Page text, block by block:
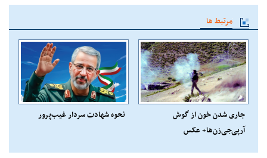
مرتبط ها
جاری شدن خون از گوش
آرپی‌جی‌زن‌ها+ عکس
نحوه شهادت سردار غیب‌پرور